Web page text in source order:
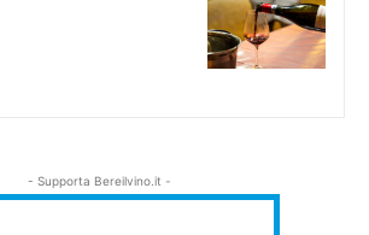
- Supporta Bereilvino.it -